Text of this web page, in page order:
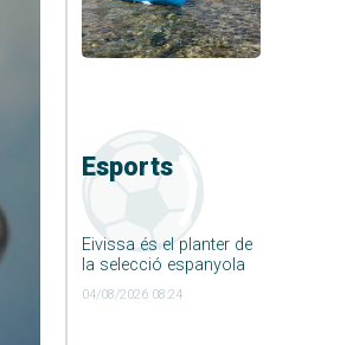
Esports
Eivissa és el planter de
la selecció espanyola
04/08/2026 08:24